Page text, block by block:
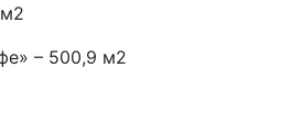
– 500,9 м2